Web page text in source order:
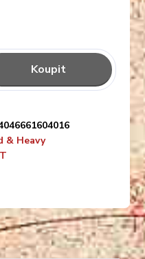
Koupit
& Heavy
T